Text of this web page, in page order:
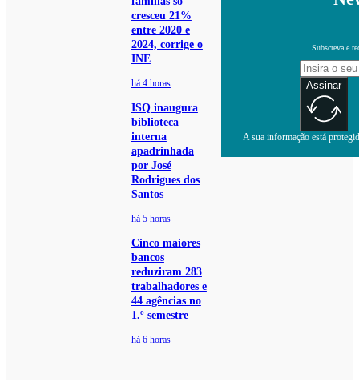
cresceu 21%
entre 2020 e
2024, corrige o
INE
há 4 horas
ISQ inaugura
biblioteca
interna
apadrinhada
por José
Rodrigues dos
Santos
há 5 horas
Cinco maiores
bancos
reduziram 283
trabalhadores e
44 agências no
1.º semestre
há 6 horas
Subscreva e
Assinar
A sua informação está